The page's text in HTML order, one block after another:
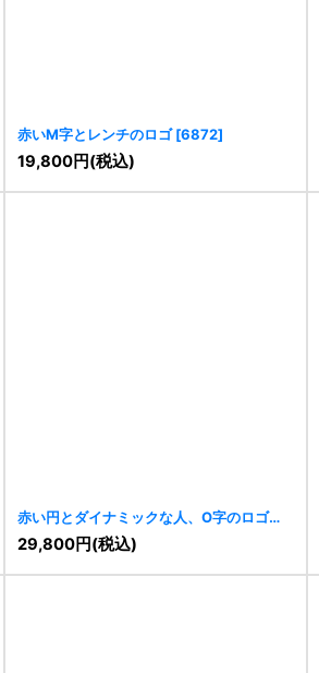
赤いM字とレンチのロゴ [6872]
19,800円(税込)
赤い円とダイナミックな人、O字のロゴ
[6843]
29,800円(税込)